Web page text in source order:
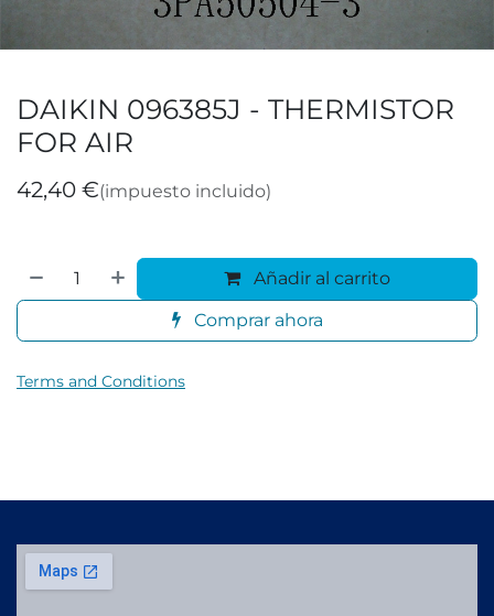
DAIKIN 096385J - THERMISTOR
FOR AIR
42,40 €(impuesto incluido)
Añadir al carrito
Comprar ahora
Terms and Conditions